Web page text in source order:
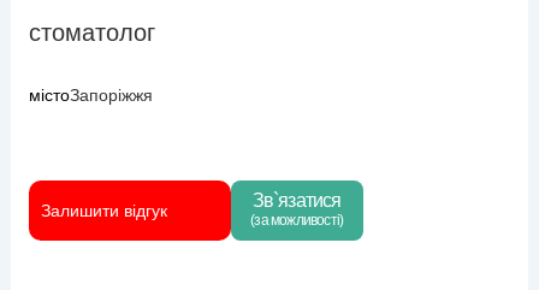
стоматолог
містоЗапоріжжя
Залишити відгук Зв`язатися
(за можливості)